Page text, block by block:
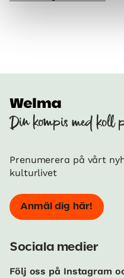
Din kompis med koll
Prenumerera på vårt
kulturlivet
Anmäl dig här!
Sociala medier
Följ oss på Instagram